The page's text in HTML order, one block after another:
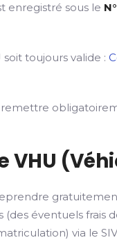
enregistré sous le
toujours valide :
VHU
éventuels
via le